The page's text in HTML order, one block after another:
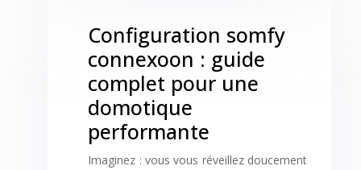
Configuration somfy
connexoon : guide
complet pour une
domotique
performante
Imaginez : vous vous réveillez doucement